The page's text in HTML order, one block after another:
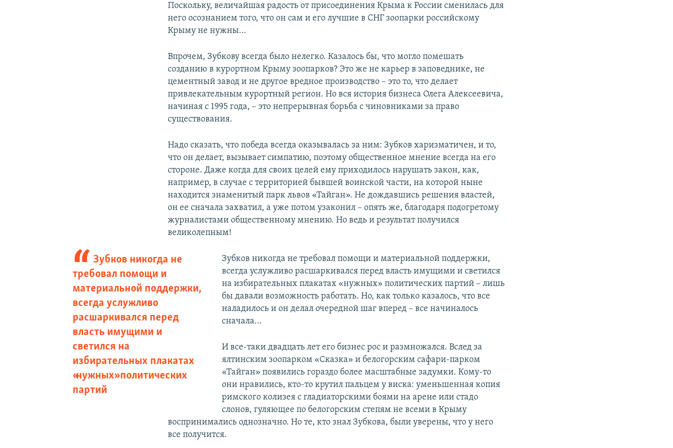
Поскольку, величайшая радость от присоединения Крыма к России сменилась для
него осознанием того, что он сам и его лучшие в СНГ зоопарки российскому
Крыму не нужны...
Впрочем, Зубкову всегда было нелегко. Казалось бы, что могло помешать
созданию в курортном Крыму зоопарков? Это же не карьер в заповеднике, не
цементный завод и не другое вредное производство – это то, что делает
привлекательным курортный регион. Но вся история бизнеса Олега Алексеевича,
начиная с 1995 года, – это непрерывная борьба с чиновниками за право
существования.
Надо сказать, что победа всегда оказывалась за ним: Зубков харизматичен, и то,
что он делает, вызывает симпатию, поэтому общественное мнение всегда на его
стороне. Даже когда для своих целей ему приходилось нарушать закон, как,
например, в случае с территорией бывшей воинской части, на которой ныне
находится знаменитый парк львов «Тайган». Не дождавшись решения властей,
он ее сначала захватил, а уже потом узаконил – опять же, благодаря подогретому
журналистами общественному мнению. Но ведь и результат получился
великолепным!
Зубков никогда не
требовал помощи и
материальной поддержки,
всегда услужливо
расшаркивался перед
власть имущими и
светился на
избирательных плакатах
«нужных» политических
партий
Зубков никогда не требовал помощи и материальной поддержки,
всегда услужливо расшаркивался перед власть имущими и светился
на избирательных плакатах «нужных» политических партий – лишь
бы давали возможность работать. Но, как только казалось, что все
наладилось и он делал очередной шаг вперед – все начиналось
сначала...
И все-таки двадцать лет его бизнес рос и размножался. Вслед за
ялтинским зоопарком «Сказка» и белогорским сафари-парком
«Тайган» появились гораздо более масштабные задумки. Кому-то
они нравились, кто-то крутил пальцем у виска: уменьшенная копия
римского колизея с гладиаторскими боями на арене или стадо
слонов, гуляющее по белогорским степям не всеми в Крыму
воспринимались однозначно. Но те, кто знал Зубкова, были уверены, что у него
все получится.